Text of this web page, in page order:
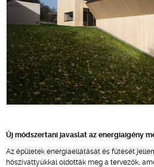
Új módszertani javaslat az energiaigény
Az épületek energiaellátását és fűtését
hőszivattyúkkal oldották meg a tervezők,